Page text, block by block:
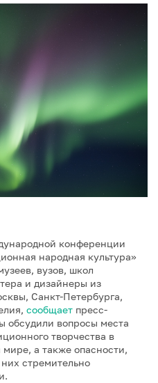
конференции
народная культура»
вузов, школ
и дизайнеры из
Санкт-Петербурга,
сообщает пресс-
обсудили вопросы места
творчества в
а также опасности,
стремительно